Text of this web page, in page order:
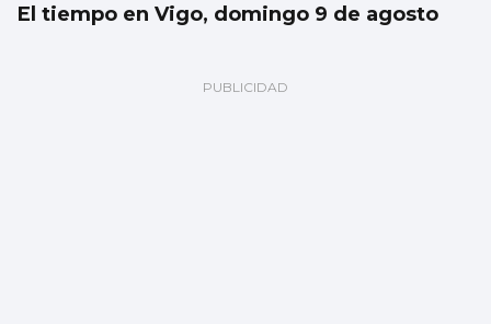
El tiempo en Vigo, domingo 9 de agosto